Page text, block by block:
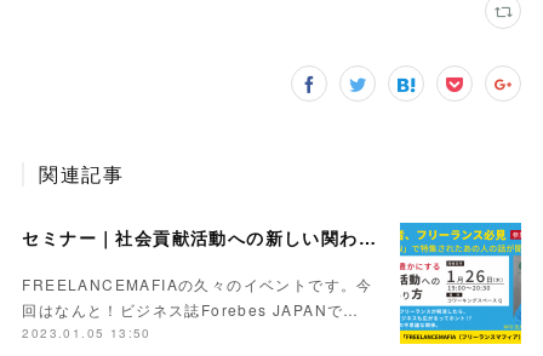
関連記事
セミナー｜社会貢献活動への新しい関わり方 〜人生も仕事も豊かにするコツ〜【Day】2023.1.26
FREELANCEMAFIAの久々のイベントです。今
回はなんと！ビジネス誌Forebes JAPANで…
2023.01.05 13:50